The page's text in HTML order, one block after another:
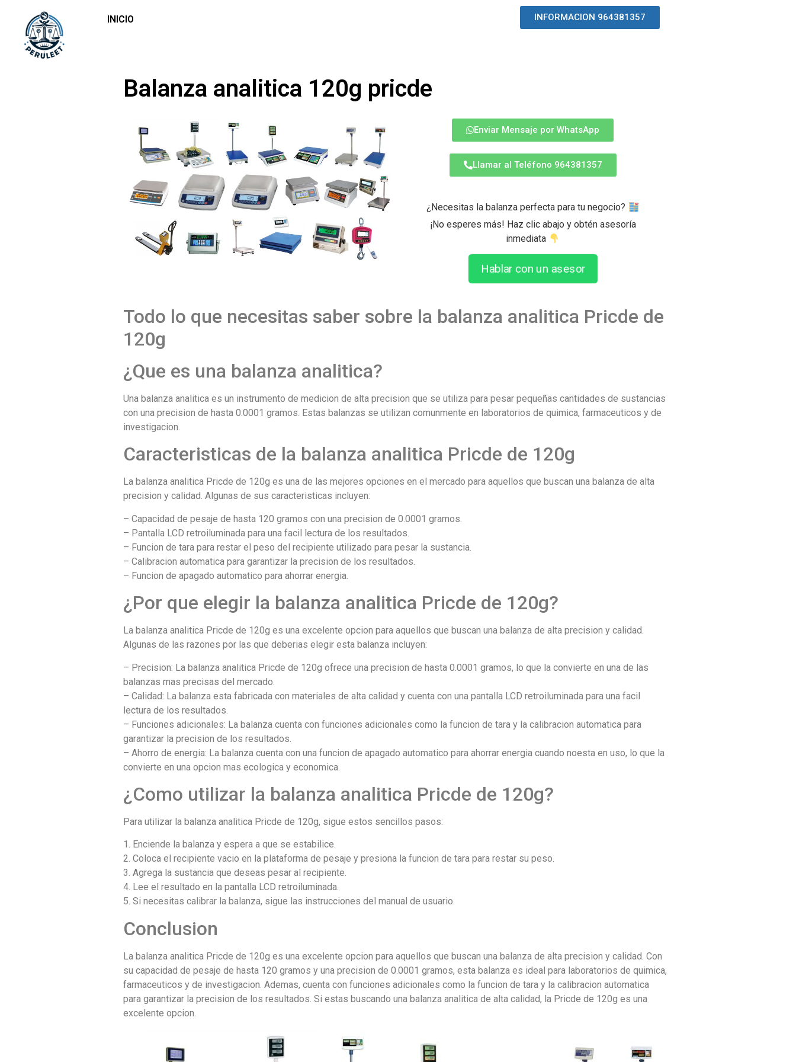
INICIO INFORMACION 964381357
Balanza analitica 120g pricde
Enviar Mensaje por WhatsApp
Llamar al Teléfono 964381357
¿Necesitas la balanza perfecta para tu negocio?
¡No esperes más! Haz clic abajo y obtén asesoría
inmediata
Hablar con un asesor
Todo lo que necesitas saber sobre la balanza analitica Pricde de
120g
¿Que es una balanza analitica?
Una balanza analitica es un instrumento de medicion de alta precision que se utiliza para pesar pequeñas cantidades de sustancias
con una precision de hasta 0.0001 gramos. Estas balanzas se utilizan comunmente en laboratorios de quimica, farmaceuticos y de
investigacion.
Caracteristicas de la balanza analitica Pricde de 120g
La balanza analitica Pricde de 120g es una de las mejores opciones en el mercado para aquellos que buscan una balanza de alta
precision y calidad. Algunas de sus caracteristicas incluyen:
– Capacidad de pesaje de hasta 120 gramos con una precision de 0.0001 gramos.
– Pantalla LCD retroiluminada para una facil lectura de los resultados.
– Funcion de tara para restar el peso del recipiente utilizado para pesar la sustancia.
– Calibracion automatica para garantizar la precision de los resultados.
– Funcion de apagado automatico para ahorrar energia.
¿Por que elegir la balanza analitica Pricde de 120g?
La balanza analitica Pricde de 120g es una excelente opcion para aquellos que buscan una balanza de alta precision y calidad.
Algunas de las razones por las que deberias elegir esta balanza incluyen:
– Precision: La balanza analitica Pricde de 120g ofrece una precision de hasta 0.0001 gramos, lo que la convierte en una de las
balanzas mas precisas del mercado.
– Calidad: La balanza esta fabricada con materiales de alta calidad y cuenta con una pantalla LCD retroiluminada para una facil
lectura de los resultados.
– Funciones adicionales: La balanza cuenta con funciones adicionales como la funcion de tara y la calibracion automatica para
garantizar la precision de los resultados.
– Ahorro de energia: La balanza cuenta con una funcion de apagado automatico para ahorrar energia cuando noesta en uso, lo que la
convierte en una opcion mas ecologica y economica.
¿Como utilizar la balanza analitica Pricde de 120g?
Para utilizar la balanza analitica Pricde de 120g, sigue estos sencillos pasos:
1. Enciende la balanza y espera a que se estabilice.
2. Coloca el recipiente vacio en la plataforma de pesaje y presiona la funcion de tara para restar su peso.
3. Agrega la sustancia que deseas pesar al recipiente.
4. Lee el resultado en la pantalla LCD retroiluminada.
5. Si necesitas calibrar la balanza, sigue las instrucciones del manual de usuario.
Conclusion
La balanza analitica Pricde de 120g es una excelente opcion para aquellos que buscan una balanza de alta precision y calidad. Con
su capacidad de pesaje de hasta 120 gramos y una precision de 0.0001 gramos, esta balanza es ideal para laboratorios de quimica,
farmaceuticos y de investigacion. Ademas, cuenta con funciones adicionales como la funcion de tara y la calibracion automatica
para garantizar la precision de los resultados. Si estas buscando una balanza analitica de alta calidad, la Pricde de 120g es una
excelente opcion.